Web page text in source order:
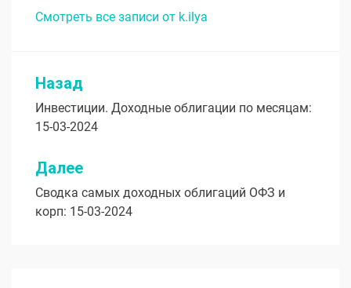
Смотреть все записи от k.ilya
Навигация
по
записям
Назад
Инвестиции. Доходные облигации по месяцам:
15-03-2024
Далее
Сводка самых доходных облигаций ОФЗ и
корп: 15-03-2024